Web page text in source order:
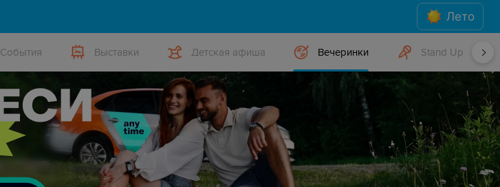
Лето
События Выставки Детская афиша Вечеринки Stand Up